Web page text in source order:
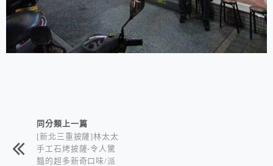
相連文章同分類上一篇
[新北三重披薩]林太太
手工石烤披薩-令人驚
豔的超多新奇口味/派